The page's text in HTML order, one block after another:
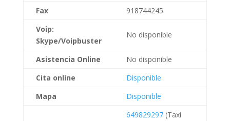
Fax
918744245
Voip:
Skype/Voipbuster
No disponible
Asistencia Online
No disponible
Cita online
Disponible
Mapa
Disponible
649829297(Taxi